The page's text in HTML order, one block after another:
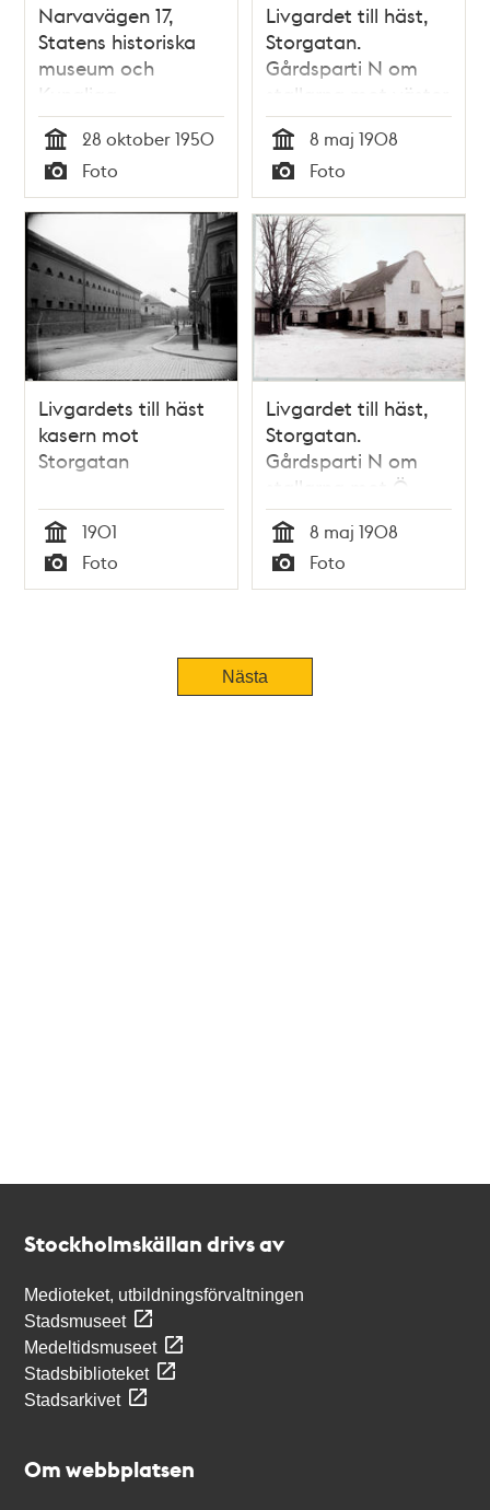
Narvavägen 17,
Statens historiska
museum och
Kungliga
myntkabinett. Olof
Matsson undersöker
några mynt
Tid
28 oktober 1950
Typ
Foto
Livgardet till häst,
Storgatan.
Gårdsparti N om
stallarna mot väster
Tid
8 maj 1908
Typ
Foto
Livgardets till häst
kasern mot
Storgatan
Tid
1901
Typ
Foto
Livgardet till häst,
Storgatan.
Gårdsparti N om
stallarna mot Ö
Tid
8 maj 1908
Typ
Foto
Nästa
Stockholmskällan drivs av
Medioteket, utbildningsförvaltningen
Stadsmuseet
Medeltidsmuseet
Stadsbiblioteket
Stadsarkivet
Om webbplatsen